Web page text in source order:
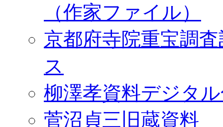
（作家ファイル）
京都府寺院重宝調
ス
柳澤孝資料デジタ
菅沼貞三旧蔵資料